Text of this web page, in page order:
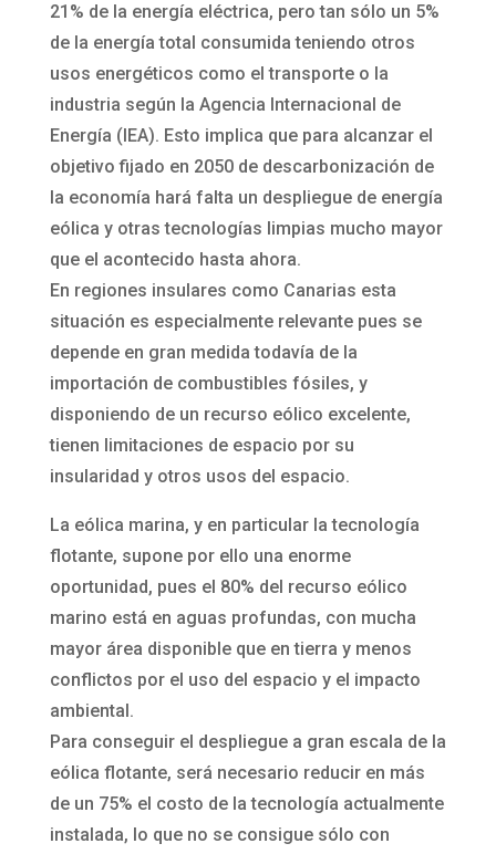
21% de la energía eléctrica, pero tan sólo un 5%
de la energía total consumida teniendo otros
usos energéticos como el transporte o la
industria según la Agencia Internacional de
Energía (IEA). Esto implica que para alcanzar el
objetivo fijado en 2050 de descarbonización de
la economía hará falta un despliegue de energía
eólica y otras tecnologías limpias mucho mayor
que el acontecido hasta ahora.
En regiones insulares como Canarias esta
situación es especialmente relevante pues se
depende en gran medida todavía de la
importación de combustibles fósiles, y
disponiendo de un recurso eólico excelente,
tienen limitaciones de espacio por su
insularidad y otros usos del espacio.
La eólica marina, y en particular la tecnología
flotante, supone por ello una enorme
oportunidad, pues el 80% del recurso eólico
marino está en aguas profundas, con mucha
mayor área disponible que en tierra y menos
conflictos por el uso del espacio y el impacto
ambiental.
Para conseguir el despliegue a gran escala de la
eólica flotante, será necesario reducir en más
de un 75% el costo de la tecnología actualmente
instalada, lo que no se consigue sólo con